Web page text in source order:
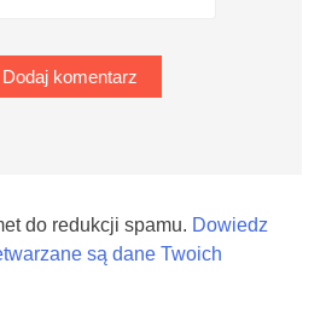
do redukcji spamu. Dowiedz
są dane Twoich